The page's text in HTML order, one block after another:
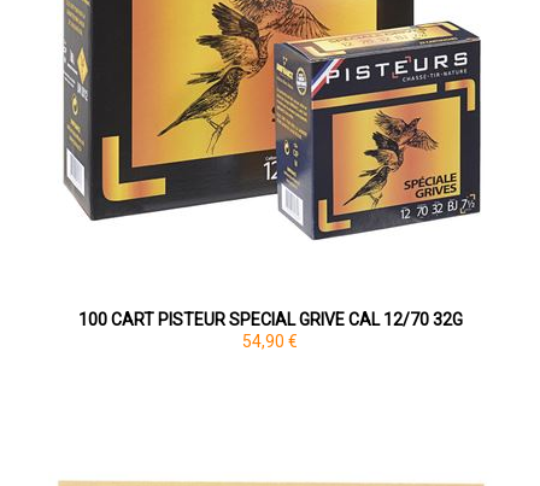
100 CART PISTEUR SPECIAL GRIVE CAL 12/70 32G
54,90 €